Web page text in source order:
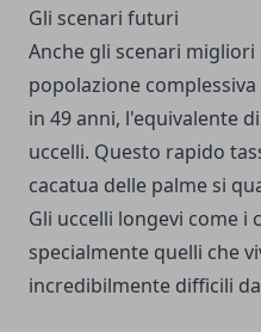
Gli scenari futuri
Anche gli scenari
popolazione
in 49 anni, l'equivalente
uccelli. Questo rapido
cacatua delle palme si
Gli uccelli longevi come i
specialmente quelli che
incredibilmente difficili